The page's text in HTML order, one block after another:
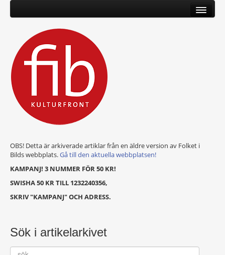
OBS! Detta är arkiverade artiklar från en äldre version av Folket i
Bilds webbplats.Gå till den aktuella webbplatsen!
KAMPANJ! 3 NUMMER FÖR 50 KR!
SWISHA 50 KR TILL 1232240356,
SKRIV "KAMPANJ" OCH ADRESS.
Sök i artikelarkivet
sök...